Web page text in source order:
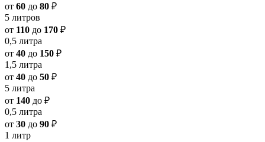
от 60 до 80 ₽
5 литров
от 110 до 170 ₽
0,5 литра
от 40 до 150 ₽
1,5 литра
от 40 до 50 ₽
5 литра
от 140 до ₽
0,5 литра
от 30 до 90 ₽
1 литр